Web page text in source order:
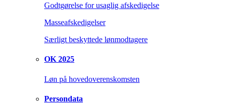
Godtgørelse for usaglig afskedigelse
Masseafskedigelser
Særligt beskyttede lønmodtagere
OK 2025
Løn på hovedoverenskomsten
Persondata